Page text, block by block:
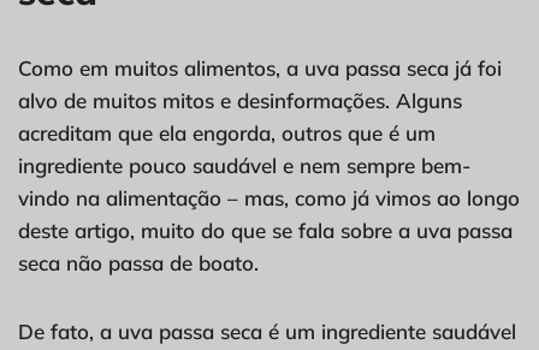
Como em muitos alimentos, a uva passa seca já foi
alvo de muitos mitos e desinformações. Alguns
acreditam que ela engorda, outros que é um
ingrediente pouco saudável e nem sempre bem-
vindo na alimentação – mas, como já vimos ao longo
deste artigo, muito do que se fala sobre a uva passa
seca não passa de boato.
De fato, a uva passa seca é um ingrediente saudável